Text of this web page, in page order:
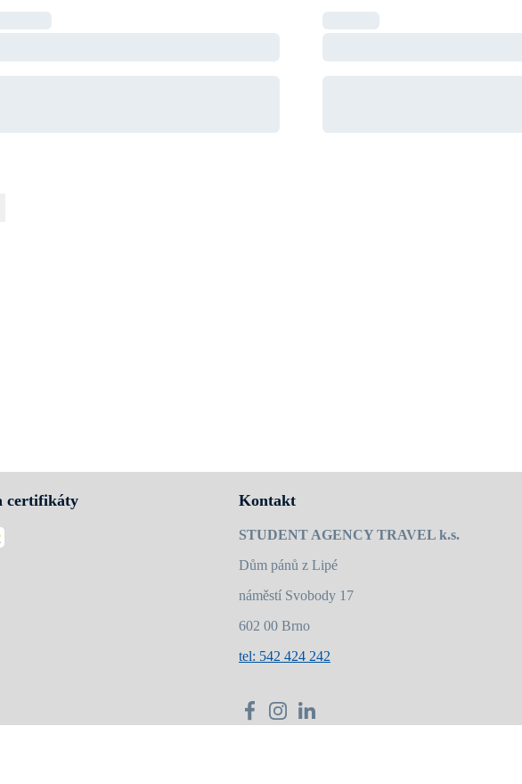
certifikáty Kontakt
STUDENT AGENCY TRAVEL k.s.
Dům pánů z Lipé
náměstí Svobody 17
602 00 Brno
tel: 542 424 242